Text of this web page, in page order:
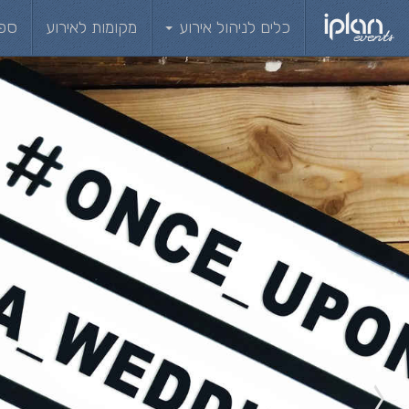
כלים לניהול אירוע מקומות לאירוע